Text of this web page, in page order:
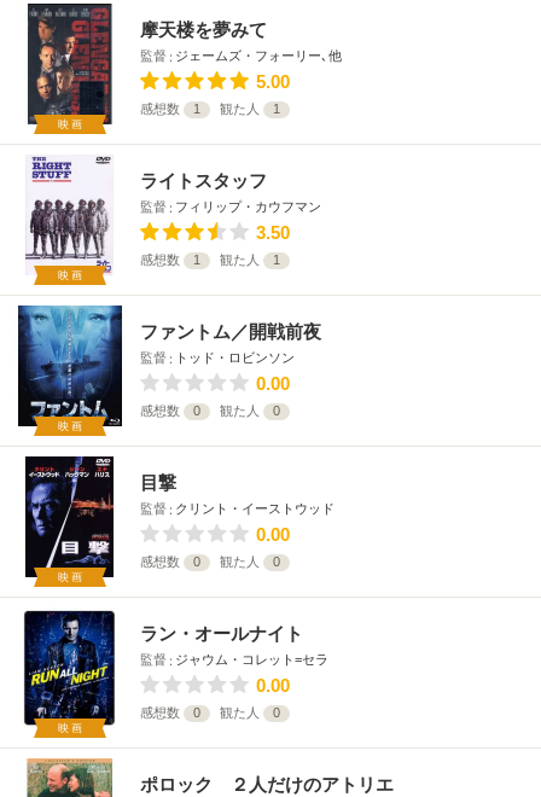
映画
摩天楼を夢みて
監督 ジェームズ・フォーリー､他
5.00
感想数 1 観た人 1
映画
ライトスタッフ
監督 フィリップ・カウフマン
3.50
感想数 1 観た人 1
映画
ファントム／開戦前夜
監督 トッド・ロビンソン
0.00
感想数 0 観た人 0
映画
目撃
監督 クリント・イーストウッド
0.00
感想数 0 観た人 0
映画
ラン・オールナイト
監督 ジャウム・コレット=セラ
0.00
感想数 0 観た人 0
ポロック ２人だけのアトリエ